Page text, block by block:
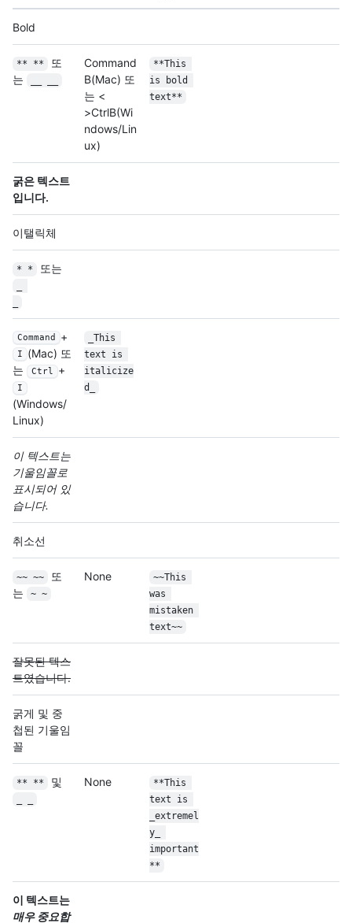
Bold
** **
또
는
Command
B(Mac) 또
는 <
>CtrlB(Wi
ndows/Lin
ux)
**This
is bold
text**
굵은 텍스트
입니다.
이탤릭체
* * 또는
Command +
I
(Mac) 또
는
Ctrl +
I
(Windows/
Linux)
_This
text is
italicize
d_
이 텍스트는
기울임꼴로
표시되어 있
습니다.
취소선
~~ ~~
또
는
~ ~
None
~~This
was
mistaken
text~~
잘못된 텍스
트였습니다.
굵게 및 중
첩된 기울임
꼴
** ** 및 None
**This
text is
_extremel
y_
important
**
이 텍스트는
매우 중요합